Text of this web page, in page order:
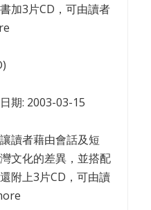
加3片CD，可由讀者
期: 2003-03-15
讀者藉由會話及短
文化的差異，並搭配
附上3片CD，可由讀